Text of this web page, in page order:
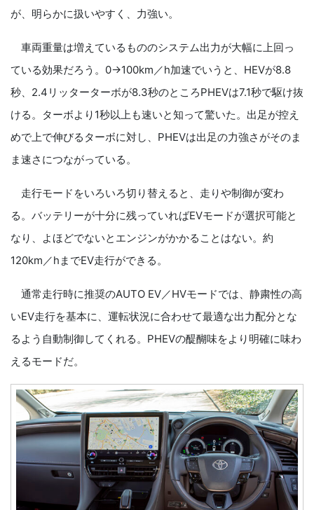
が、明らかに扱いやすく、力強い。
車両重量は増えているもののシステム出力が大幅に上回っ
ている効果だろう。0→100km／h加速でいうと、HEVが8.8
秒、2.4リッターターボが8.3秒のところPHEVは7.1秒で駆け抜
ける。ターボより1秒以上も速いと知って驚いた。出足が控え
めで上で伸びるターボに対し、PHEVは出足の力強さがそのま
ま速さにつながっている。
走行モードをいろいろ切り替えると、走りや制御が変わ
る。バッテリーが十分に残っていればEVモードが選択可能と
なり、よほどでないとエンジンがかかることはない。約
120km／hまでEV走行ができる。
通常走行時に推奨のAUTO EV／HVモードでは、静粛性の高
いEV走行を基本に、運転状況に合わせて最適な出力配分とな
るよう自動制御してくれる。PHEVの醍醐味をより明確に味わ
えるモードだ。